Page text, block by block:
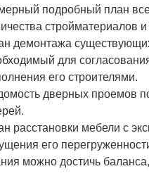
подробный план
стройматериалов
демонтажа
для
его строителями.
дверных проемов
расстановки мебели с
его
можно достичь